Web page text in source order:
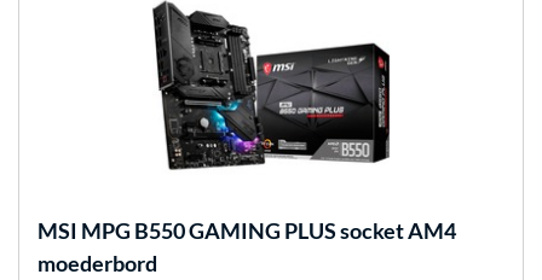
MSI MPG B550 GAMING PLUS socket AM4
moederbord